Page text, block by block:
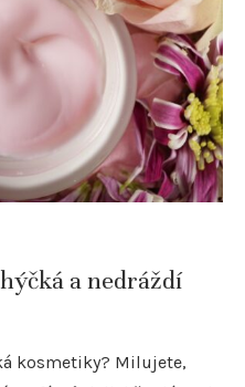
a nedráždí
kosmetiky? Milujete,